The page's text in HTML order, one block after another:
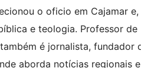
o oficio em Cajamar
e teologia. Professor de
é jornalista, fundador
aborda notícias regionais